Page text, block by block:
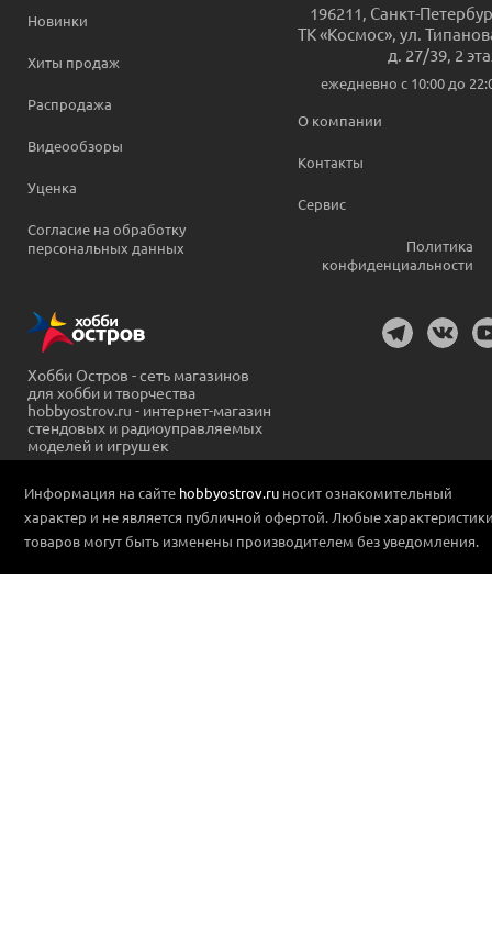
Новинки
Хиты продаж
Распродажа
Видеообзоры
Уценка
Согласие на обработку
персональных данных
196211 Санкт-
ТК «Космос», ул.
д. 27/39, 2
ежедневно c 10:00 до
О компании
Контакты
Сервис
Политика
конфиденциальности
Хобби Остров - сеть магазинов
для хобби и творчества
hobbyostrov.ru - интернет-магазин
стендовых и радиоуправляемых
моделей и игрушек
Информация на сайте hobbyostrov.ru носит ознакомительный
характер и не является публичной офертой. Любые
товаров могут быть изменены производителем без уведомления.